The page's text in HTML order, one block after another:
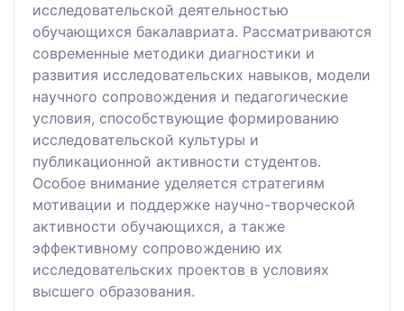
исследовательской деятельностью
обучающихся бакалавриата. Рассматриваются
современные методики диагностики и
развития исследовательских навыков, модели
научного сопровождения и педагогические
условия, способствующие формированию
исследовательской культуры и
публикационной активности студентов.
Особое внимание уделяется стратегиям
мотивации и поддержке научно-творческой
активности обучающихся, а также
эффективному сопровождению их
исследовательских проектов в условиях
высшего образования.